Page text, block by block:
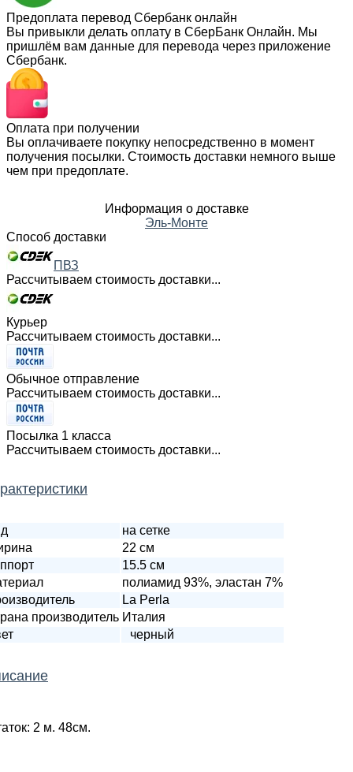
Предоплата перевод Сбербанк онлайн
Вы привыкли делать оплату в СберБанк Онлайн. Мы
пришлём вам данные для перевода через приложение
Сбербанк.
Оплата при получении
Вы оплачиваете покупку непосредственно в момент
получения посылки. Стоимость доставки немного выше
чем при предоплате.
Информация о доставке
Эль-Монте
Способ доставки
ПВЗ
Рассчитываем стоимость доставки...
Курьер
Рассчитываем стоимость доставки...
Обычное отправление
Рассчитываем стоимость доставки...
Посылка 1 класса
Рассчитываем стоимость доставки...
на сетке
22 см
15.5 см
полиамид 93%, эластан 7%
La Perla
производитель Италия
черный
2 м. 48см.